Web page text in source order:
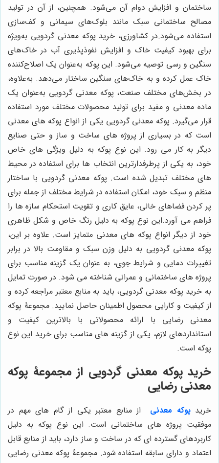
ساختمان و افزایش دوام آن می‌شود. همچنین، از آن در تولید
مصالح ساختمانی سبک مانند بلوک‌های سیمانی و کف‌سازی
استفاده می‌شود.در کشاورزی، خرید پوکه معدنی گردویی به‌ویژه
برای بهبود کیفیت خاک و افزایش نفوذپذیری آب در خاک‌های
سنگین و رسی توصیه می‌شود. این پوکه به‌عنوان یک اصلاح‌کننده
خاک عمل کرده و به خاک‌های سنگین ساختار می‌دهد. به‌علاوه،
در بخش‌های مختلف صنعت، پوکه معدنی گردویی به‌عنوان یک
ماده معدنی و مفید برای تولید محصولات مختلف مورد استفاده
قرار می‌گیرد. پوکه معدنی گردویی یکی از انواع پوکه های معدنی
است که در بسیاری از پروژه های ساخت و ساز و حتی صنایع
دیگر به کار می رود. این نوع پوکه به دلیل ویژگی های خاص
خود، به یکی از پرطرفدارترین انتخاب ها برای استفاده در محیط
های مختلف تبدیل شده است. پوکه معدنی گردویی با ساختار
منظم و سبک خود، امکان استفاده در شرایط مختلف از جمله برای
پر کردن فضاهای خالی، عایق کاری و تقویت استحکام سازه ها را
فراهم می آورد.این نوع پوکه به دلیل رنگ خاص و شکل ظاهری
خود از دیگر انواع پوکه های معدنی متمایز است. علاوه بر این،
پوکه معدنی گردویی به دلیل وزن سبک و مقاومت بالا در برابر
تغییرات دمایی و شرایط جوی، به عنوان یک گزینه مناسب برای
پروژه های ساختمانی و عمرانی شناخته می شود. در صورت تمایل
به خرید پوکه معدنی گردویی، باید به منابع معتبر مراجعه کرده و
از کیفیت و کارایی محصول اطمینان حاصل نمایید. مجموعۀ پوکه
معدنی رضایی با ارائه محصولاتی با بالاترین کیفیت و
استانداردهای لازم، یکی از گزینه های مناسب برای خرید این نوع
پوکه است.
خرید پوکه معدنی گردویی از مجموعۀ پوکه
معدنی رضایی
خریدپوکه معدنی
از منابع معتبر یکی از گام های مهم در
موفقیت پروژه های ساختمانی است. این نوع پوکه به دلیل
کاربردهای گسترده ای که در ساخت و ساز دارد، باید از منابع قابل
اعتماد و دارای سابقه استفاده شود. مجموعۀ پوکه معدنی رضایی